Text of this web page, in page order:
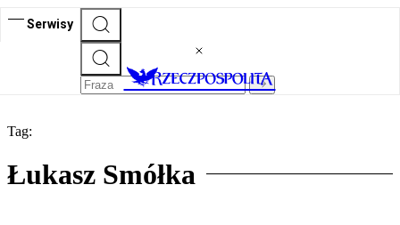
Serwisy
Tag:
Łukasz Smółka